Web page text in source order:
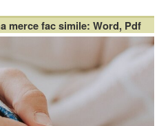
di richiamare l'attenzione del
merce fac simile: Word, Pdf